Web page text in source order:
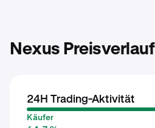
Nexus Preisverlauf
24H Trading-Aktivität
Käufer